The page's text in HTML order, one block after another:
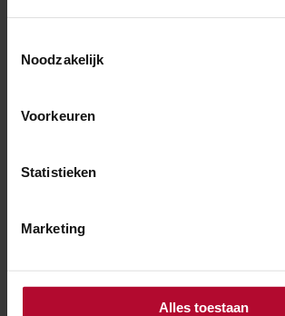
Noodzakelijk
Voorkeuren
Statistieken
Marketing
Alles toestaan
Geen treinen tussen
11 t/m 12 oktober
Kruiningen-Yerseke**
** Vanaf 11 oktober 17.00 uur
In en rond Vught werken we aan het